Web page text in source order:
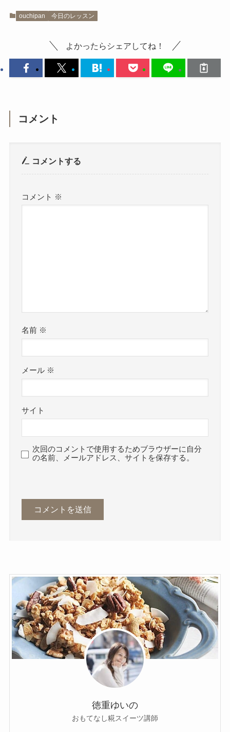
ouchipan 今日のレッスン
よかったらシェアしてね！
コメント
コメントする
コメント ※
名前 ※
メール ※
サイト
次回のコメントで使用するためブラウザーに自分
の名前、メールアドレス、サイトを保存する。
徳重ゆいの
おもてなし糀スイーツ講師